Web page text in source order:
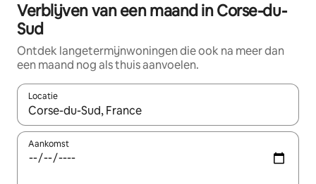
Verblijven van een maand in Corse-du-
Sud
Ontdek langetermijnwoningen die ook na meer dan
een maand nog als thuis aanvoelen.
Locatie
Wanneer er suggesties beschikbaar zijn, maak je een keuze
Aankomst